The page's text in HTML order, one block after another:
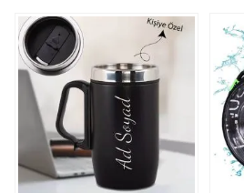
birbirinden farklı hediyelik ürünü
hizmetinize sunduk. “Anneler
değerli annelerimize farklı
hazırladık. İsterseniz ‘Kişiye
yaratabilir. İsterseniz
seçici ürünlerden oluşan hediye
edebilirsiniz. Dekoratif ürünler,
bardaklar gibi her bütçeye
www.bundesign.com